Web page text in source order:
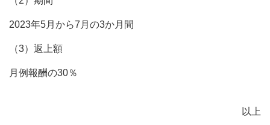
2023年5月から7月の3か月間
（3）返上額
月例報酬の30％
以上